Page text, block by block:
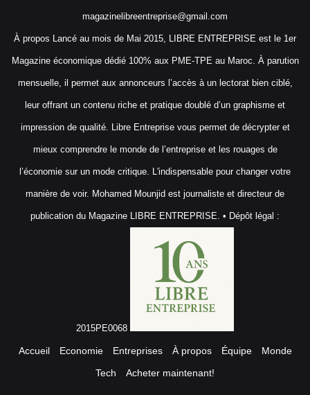
magazinelibreentreprise@gmail.com
À propos Lancé au mois de Mai 2015, LIBRE ENTREPRISE est le 1er
Magazine économique dédié 100% aux PME-TPE au Maroc. À parution
mensuelle, il permet aux annonceurs l’accès à un lectorat bien ciblé,
leur offrant un contenu riche et pratique doublé d’un graphisme et
impression de qualité. Libre Entreprise vous permet de décrypter et
mieux comprendre le monde de l’entreprise et les rouages de
l’économie sur un mode critique. L'indispensable pour changer votre
manière de voir. Mohamed Mounjid est journaliste et directeur de
publication du Magazine LIBRE ENTREPRISE. • Dépôt légal :
2015PE0068
Accueil Economie Entreprises À propos Équipe
Monde
Tech
Acheter maintenant!